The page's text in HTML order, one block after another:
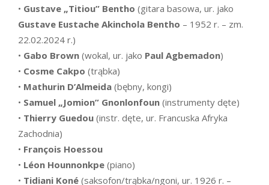
• Gustave „Titiou” Bentho (gitara basowa, ur. jako
Gustave Eustache Akinchola Bentho – 1952 r. – zm.
22.02.2024 r.)
• Gabo Brown (wokal, ur. jako Paul Agbemadon)
• Cosme Cakpo (trąbka)
• Mathurin D’Almeida (bębny, kongi)
• Samuel „Jomion” Gnonlonfoun (instrumenty dęte)
• Thierry Guedou (instr. dęte, ur. Francuska Afryka
Zachodnia)
• François Hoessou
• Léon Hounnonkpe (piano)
• Tidiani Koné (saksofon/trąbka/ngoni, ur. 1926 r. –